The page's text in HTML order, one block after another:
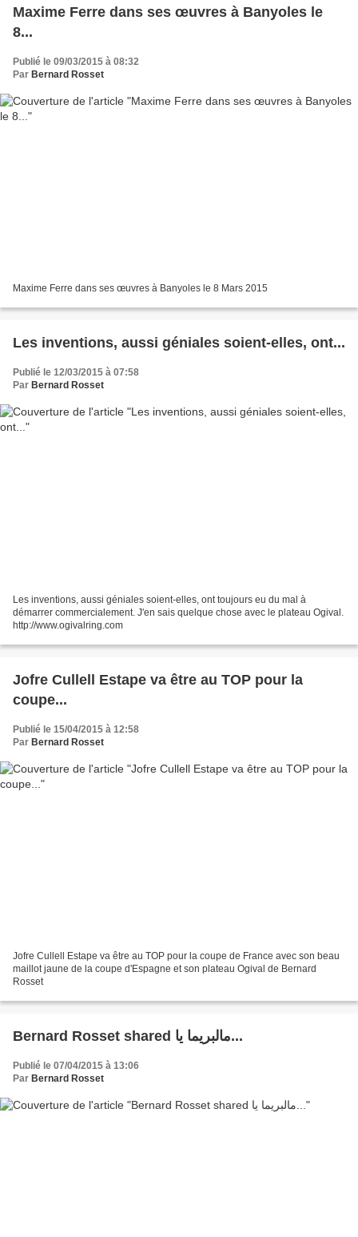
Maxime Ferre dans ses œuvres à Banyoles le
8...
Publié le 09/03/2015 à 08:32
Par Bernard Rosset
Maxime Ferre dans ses œuvres à Banyoles le 8 Mars 2015
Les inventions, aussi géniales soient-elles, ont...
Publié le 12/03/2015 à 07:58
Par Bernard Rosset
Les inventions, aussi géniales soient-elles, ont toujours eu du mal à
démarrer commercialement. J'en sais quelque chose avec le plateau Ogival.
http://www.ogivalring.com
Jofre Cullell Estape va être au TOP pour la
coupe...
Publié le 15/04/2015 à 12:58
Par Bernard Rosset
Jofre Cullell Estape va être au TOP pour la coupe de France avec son beau
maillot jaune de la coupe d'Espagne et son plateau Ogival de Bernard
Rosset
Bernard Rosset shared ‎مالبريما يا...
Publié le 07/04/2015 à 13:06
Par Bernard Rosset